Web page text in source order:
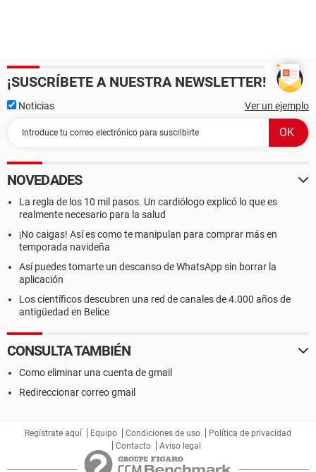
¡SUSCRÍBETE A NUESTRA NEWSLETTER!
Noticias Ver un ejemplo
NOVEDADES
La regla de los 10 mil pasos. Un cardiólogo explicó lo que es
realmente necesario para la salud
¡No caigas! Así es como te manipulan para comprar más en
temporada navideña
Así puedes tomarte un descanso de WhatsApp sin borrar la
aplicación
Los científicos descubren una red de canales de 4.000 años de
antigüedad en Belice
CONSULTA TAMBIÉN
Como eliminar una cuenta de gmail
Redireccionar correo gmail
Regístrate aquí Equipo Condiciones de uso
Política de privacidad
Contacto
Aviso legal